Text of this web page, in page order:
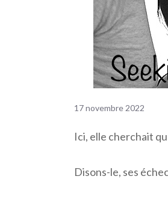
17 novembre 2022
Ici, elle cherchait
Disons-le, ses